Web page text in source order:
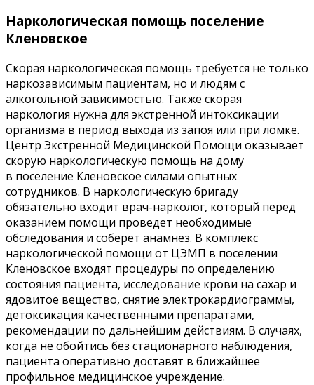
Наркологическая помощь поселение
Кленовское
Скорая наркологическая помощь требуется не только
наркозависимым пациентам, но и людям с
алкогольной зависимостью. Также скорая
наркология нужна для экстренной интоксикации
организма в период выхода из запоя или при ломке.
Центр Экстренной Медицинской Помощи оказывает
скорую наркологическую помощь на дому
в поселение Кленовское силами опытных
сотрудников. В наркологическую бригаду
обязательно входит врач-нарколог, который перед
оказанием помощи проведет необходимые
обследования и соберет анамнез. В комплекс
наркологической помощи от ЦЭМП в поселении
Кленовское входят процедуры по определению
состояния пациента, исследование крови на сахар и
ядовитое вещество, снятие электрокардиограммы,
детоксикация качественными препаратами,
рекомендации по дальнейшим действиям. В случаях,
когда не обойтись без стационарного наблюдения,
пациента оперативно доставят в ближайшее
профильное медицинское учреждение.